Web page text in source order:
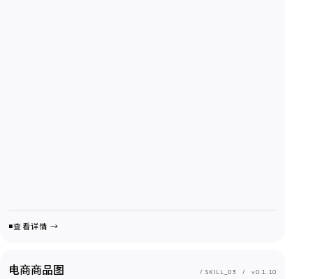
查看详情 →
电商商品图 / SKILL_03 / v0.1.10